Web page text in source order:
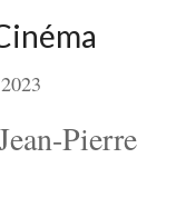
Pierre